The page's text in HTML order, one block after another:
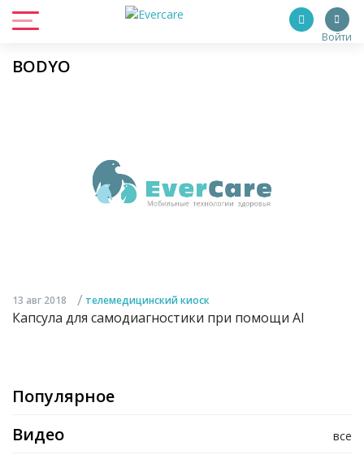
Войти
BODYO
13 авг 2018 / телемедицинский киоск
Капсула для самодиагностики при помощи AI
Популярное
все
Видео